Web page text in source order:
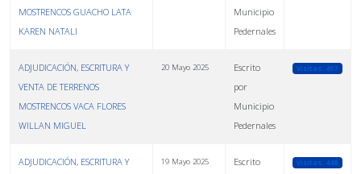
MOSTRENCOS GUACHO LATA
KAREN NATALI
Municipio
Pedernales
ADJUDICACIÓN, ESCRITURA Y
VENTA DE TERRENOS
MOSTRENCOS VACA FLORES
WILLAN MIGUEL
20 Mayo 2025
Escrito
por
Municipio
Pedernales
Visitas: 497
ADJUDICACIÓN, ESCRITURA Y
19 Mayo 2025
Escrito
Visitas: 448